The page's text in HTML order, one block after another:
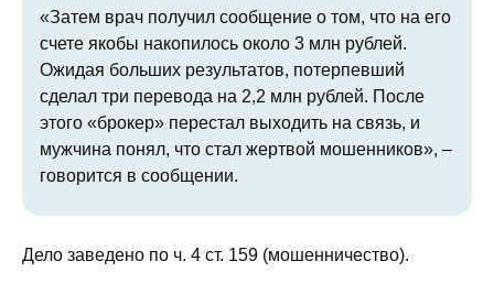
«Затем врач получил сообщение о том, что на его
счете якобы накопилось около 3 млн рублей.
Ожидая больших результатов, потерпевший
сделал три перевода на 2,2 млн рублей. После
этого «брокер» перестал выходить на связь, и
мужчина понял, что стал жертвой мошенников», –
говорится в сообщении.
Дело заведено по ч. 4 ст. 159 (мошенничество).